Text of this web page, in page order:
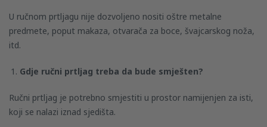
U ručnom prtljagu nije dozvoljeno nositi oštre metalne
predmete, poput makaza, otvarača za boce, švajcarskog noža,
itd.
Gdje ručni prtljag treba da bude smješten?
Ručni prtljag je potrebno smjestiti u prostor namijenjen za isti,
koji se nalazi iznad sjedišta.